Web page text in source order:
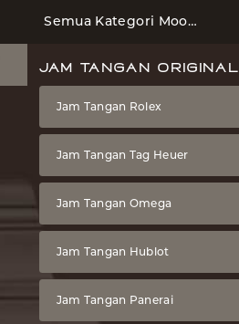
Semua Kategori Moonphase Watches
JAM TANGAN ORIGINAL
Jam Tangan Rolex
Jam Tangan Tag Heuer
Jam Tangan Omega
Jam Tangan Hublot
Jam Tangan Panerai